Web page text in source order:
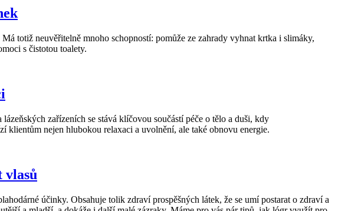
totiž neuvěřitelně mnoho schopností: pomůže ze zahrady vyhnat krtka i slimáky,
s čistotou toalety.
zařízeních se stává klíčovou součástí péče o tělo a duši, kdy
nejen hlubokou relaxaci a uvolnění, ale také obnovu energie.
vlasů
účinky. Obsahuje tolik zdraví prospěšných látek, že se umí postarat o zdraví a